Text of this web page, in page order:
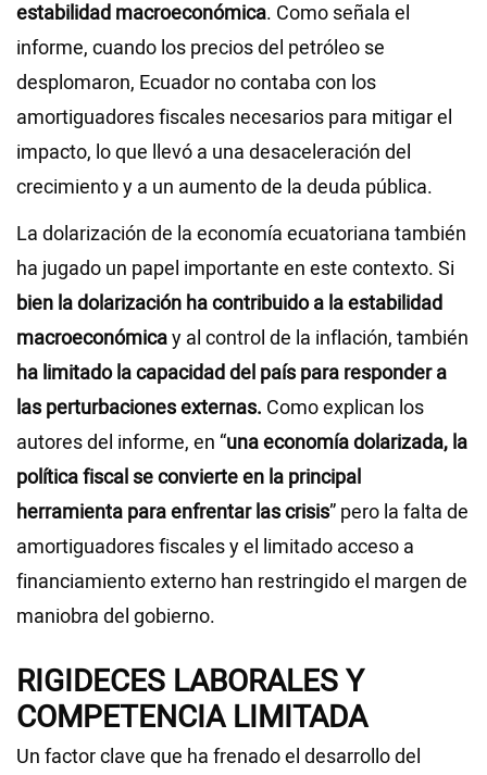
estabilidad macroeconómica. Como señala el
informe, cuando los precios del petróleo se
desplomaron, Ecuador no contaba con los
amortiguadores fiscales necesarios para mitigar el
impacto, lo que llevó a una desaceleración del
crecimiento y a un aumento de la deuda pública.
La dolarización de la economía ecuatoriana también
ha jugado un papel importante en este contexto. Si
bien la dolarización ha contribuido a la estabilidad
macroeconómicay al control de la inflación, también
ha limitado la capacidad del país para responder a
las perturbaciones externas. Como explican los
autores del informe, en “una economía dolarizada, la
política fiscal se convierte en la principal
herramienta para enfrentar las crisis” pero la falta de
amortiguadores fiscales y el limitado acceso a
financiamiento externo han restringido el margen de
maniobra del gobierno.
RIGIDECES LABORALES Y
COMPETENCIA LIMITADA
Un factor clave que ha frenado el desarrollo del